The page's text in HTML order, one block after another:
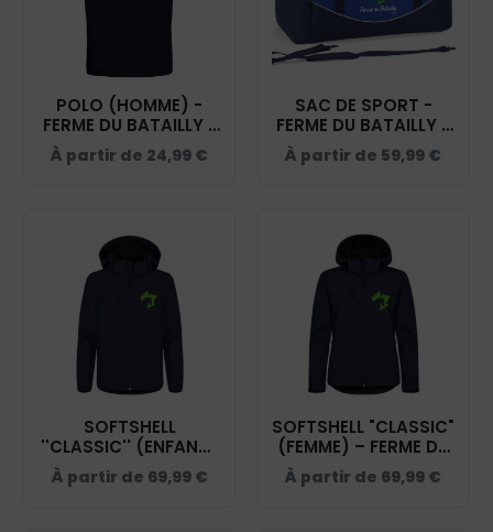
POLO (HOMME) -
FERME DU BATAILLY -
NAVY - BCID1
À partir de 24,99 €
SAC DE SPORT -
FERME DU BATAILLY -
BLEU MARINE - QD70S
À partir de 59,99 €
SOFTSHELL
''CLASSIC'' (ENFANT)
- FERME DU BATAILLY
- NAVY 0200909
À partir de 69,99 €
SOFTSHELL "CLASSIC"
(FEMME) – FERME DU
BATAILLY - NAVY -
0200917
À partir de 69,99 €